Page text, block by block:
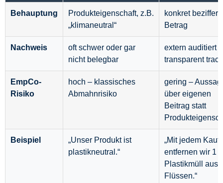
Behauptung
Produkteigenschaft, z.B.
„klimaneutral“
konkret
Betrag
Nachweis
oft schwer oder gar
nicht belegbar
extern auditiert
transparent
EmpCo-
Risiko
hoch – klassisches
Abmahnrisiko
gering –
über eigenen
Beitrag statt
Beispiel
„Unser Produkt ist
plastikneutral.“
„Mit jedem Kauf
entfernen wir 1
Plastikmüll aus
Flüssen.“